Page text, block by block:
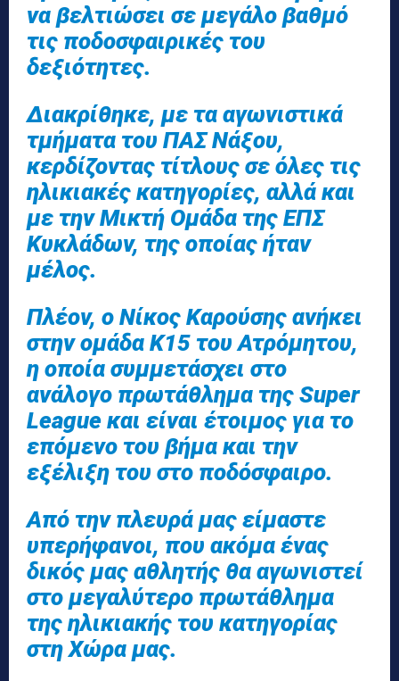
να βελτιώσει σε μεγάλο βαθμό
τις ποδοσφαιρικές του
δεξιότητες.
Διακρίθηκε, με τα αγωνιστικά
τμήματα του ΠΑΣ Νάξου,
κερδίζοντας τίτλους σε όλες τις
ηλικιακές κατηγορίες, αλλά και
με την Μικτή Ομάδα της ΕΠΣ
Κυκλάδων, της οποίας ήταν
μέλος.
Πλέον, ο Νίκος Καρούσης ανήκει
στην ομάδα Κ15 του Ατρόμητου,
η οποία συμμετάσχει στο
ανάλογο πρωτάθλημα της Super
League και είναι έτοιμος για το
επόμενο του βήμα και την
εξέλιξη του στο ποδόσφαιρο.
Από την πλευρά μας είμαστε
υπερήφανοι, που ακόμα ένας
δικός μας αθλητής θα αγωνιστεί
στο μεγαλύτερο πρωτάθλημα
της ηλικιακής του κατηγορίας
στη Χώρα μας.